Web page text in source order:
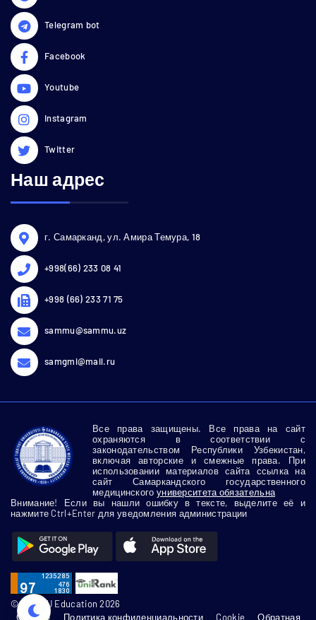
Telegram bot
Facebook
Youtube
Instagram
Twitter
Наш адрес
г. Самарканд, ул. Амира Темура, 18
+998(66) 233 08 41
+998 (66) 233 71 75
sammu@sammu.uz
samgmi@mail.ru
Все права защищены. Все права на сайт
охраняются в соответствии с
законодательством Республики Узбекистан,
включая авторские и смежные права. При
использовании материалов сайта ссылка на
сайт Самаркандского государственного
медицинского университета обязательна
Внимание! Если вы нашли ошибку в тексте, выделите её и
нажмите Ctrl+Enter для уведомления администрации
© SamMU Education 2026
О сайте
Политика конфиденциальности Cookie Обратная